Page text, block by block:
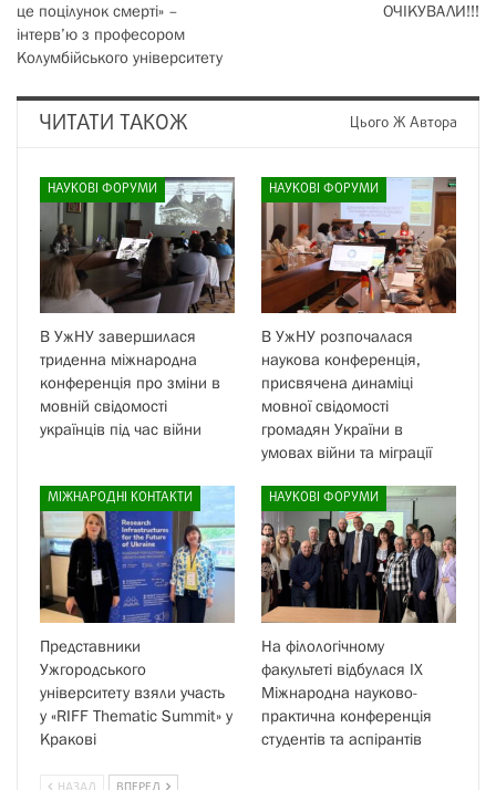
це поцілунок смерті» –
інтерв’ю з професором
Колумбійського університету
ОЧІКУВАЛИ!!!
ЧИТАТИ ТАКОЖ Цього Ж Автора
НАУКОВІ ФОРУМИ
В УжНУ завершилася
триденна міжнародна
конференція про зміни в
мовній свідомості
українців під час війни
НАУКОВІ ФОРУМИ
В УжНУ розпочалася
наукова конференція,
присвячена динаміці
мовної свідомості
громадян України в
умовах війни та міграції
МІЖНАРОДНІ КОНТАКТИ
Представники
Ужгородського
університету взяли участь
у «RIFF Thematic Summit» у
Кракові
НАУКОВІ ФОРУМИ
На філологічному
факультеті відбулася ІХ
Міжнародна науково-
практична конференція
студентів та аспірантів